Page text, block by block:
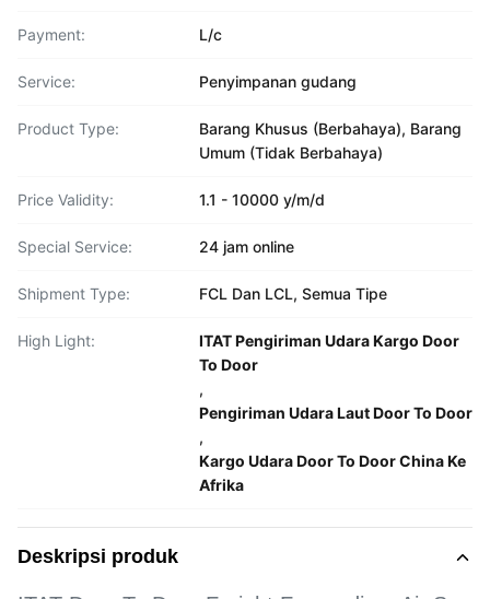
Payment: L/c
Service: Penyimpanan gudang
Product Type:
Barang Khusus (Berbahaya), Barang
Umum (Tidak Berbahaya)
Price Validity: 1.1 - 10000 y/m/d
Special Service: 24 jam online
Shipment Type: FCL Dan LCL, Semua Tipe
High Light:
ITAT Pengiriman Udara Kargo Door
To Door
,
Pengiriman Udara Laut Door To Door
,
Kargo Udara Door To Door China Ke
Afrika
Deskripsi produk